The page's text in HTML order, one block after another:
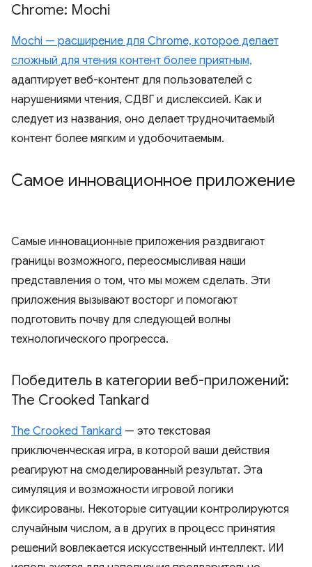
Chrome: Mochi
Mochi — расширение для Chrome, которое делает
сложный для чтения контент более приятным,
адаптирует веб-контент для пользователей с
нарушениями чтения, СДВГ и дислексией. Как и
следует из названия, оно делает трудночитаемый
контент более мягким и удобочитаемым.
Самое инновационное приложение
Самые инновационные приложения раздвигают
границы возможного, переосмысливая наши
представления о том, что мы можем сделать. Эти
приложения вызывают восторг и помогают
подготовить почву для следующей волны
технологического прогресса.
Победитель в категории веб-приложений:
The Crooked Tankard
The Crooked Tankard — это текстовая
приключенческая игра, в которой ваши действия
реагируют на смоделированный результат. Эта
симуляция и возможности игровой логики
фиксированы. Некоторые ситуации контролируются
случайным числом, а в других в процесс принятия
решений вовлекается искусственный интеллект. ИИ